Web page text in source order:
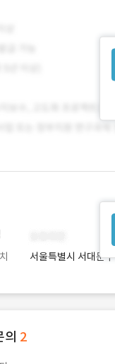
서울특별시 서대문구
2